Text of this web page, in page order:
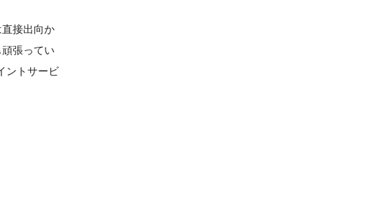
接出向か
張ってい
ントサービ